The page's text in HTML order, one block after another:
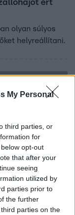
My Personal
third parties, or
for
opt-out
that after your
seeing
utilized by
parties prior to
the further
parties on the
ért
olyan súlyos
helyreállítani.
ajándékozott